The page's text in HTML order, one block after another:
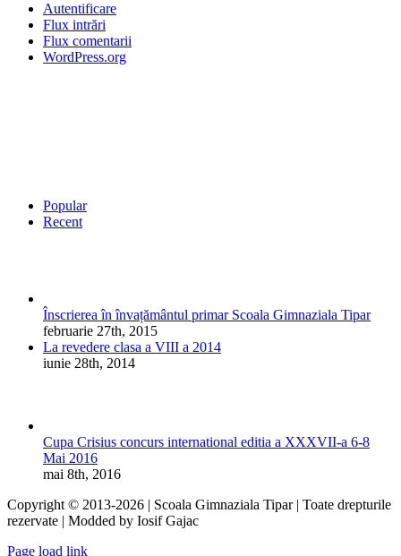
Autentificare
Flux intrări
Flux comentarii
WordPress.org
Popular
Recent
Înscrierea în învațământul primar Scoala Gimnaziala Tipar
februarie 27th, 2015
La revedere clasa a VIII a 2014
iunie 28th, 2014
Cupa Crisius concurs international editia a XXXVII-a 6-8
Mai 2016
mai 8th, 2016
Copyright © 2013-2026 | Scoala Gimnaziala Tipar | Toate drepturile
rezervate | Modded by Iosif Gajac
Facebook
X
YouTube
Toggle
Page load link